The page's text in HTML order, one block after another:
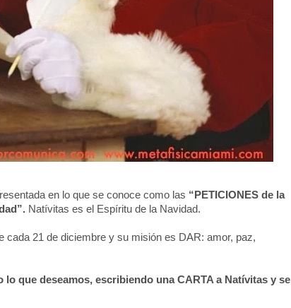
en lo que se conoce como las “PETICIONES de la
Natívitas es el Espíritu de la Navidad.
cada 21 de diciembre y su misión es DAR: amor, paz,
que deseamos, escribiendo una CARTA a Natívitas y se